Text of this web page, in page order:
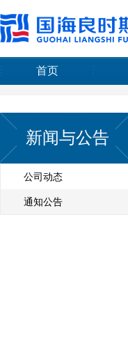
首页
新闻与公告
公司动态
通知公告